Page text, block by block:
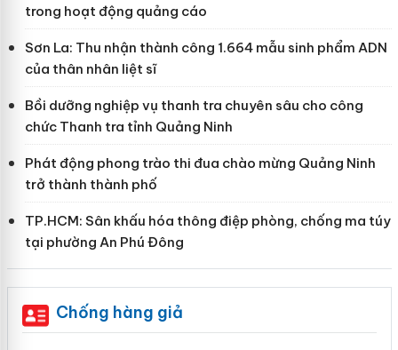
trong hoạt động quảng cáo
Sơn La: Thu nhận thành công 1.664 mẫu sinh phẩm ADN
của thân nhân liệt sĩ
Bồi dưỡng nghiệp vụ thanh tra chuyên sâu cho công
chức Thanh tra tỉnh Quảng Ninh
Phát động phong trào thi đua chào mừng Quảng Ninh
trở thành thành phố
TP.HCM: Sân khấu hóa thông điệp phòng, chống ma túy
tại phường An Phú Đông
Chống hàng giả